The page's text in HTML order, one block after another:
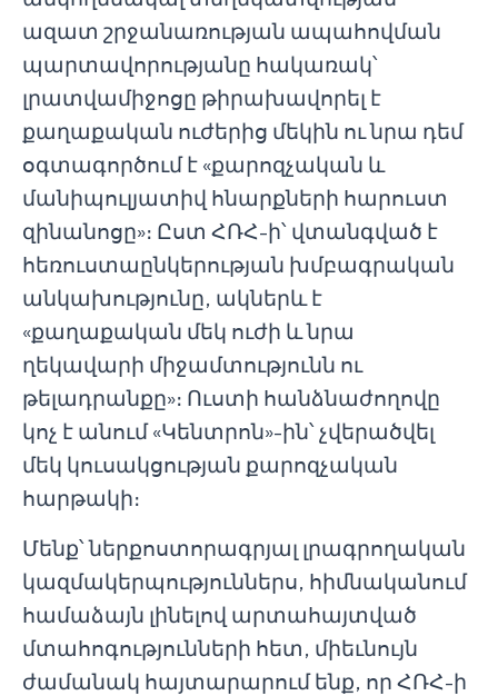
ազատ շրջանառության ապահովման
պարտավորությանը հակառակ՝
լրատվամիջոցը թիրախավորել է
քաղաքական ուժերից մեկին ու նրա դեմ
օգտագործում է «քարոզչական և
մանիպուլյատիվ հնարքների հարուստ
զինանոցը»։ Ըստ ՀՌՀ-ի՝ վտանգված է
հեռուստաընկերության խմբագրական
անկախությունը, ակներև է
«քաղաքական մեկ ուժի և նրա
ղեկավարի միջամտությունն ու
թելադրանքը»։ Ուստի հանձնաժողովը
կոչ է անում «Կենտրոն»-ին՝ չվերածվել
մեկ կուսակցության քարոզչական
հարթակի։
Մենք՝ ներքոստորագրյալ լրագրողական
կազմակերպություններս, հիմնականում
համաձայն լինելով արտահայտված
մտահոգությունների հետ, միեւնույն
ժամանակ հայտարարում ենք, որ ՀՌՀ-ի